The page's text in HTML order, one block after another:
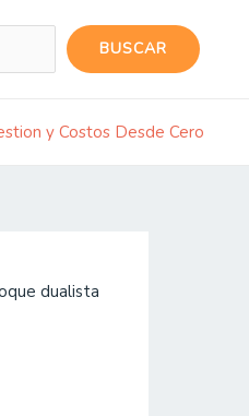
BUSCAR
y Costos Desde Cero
dualista